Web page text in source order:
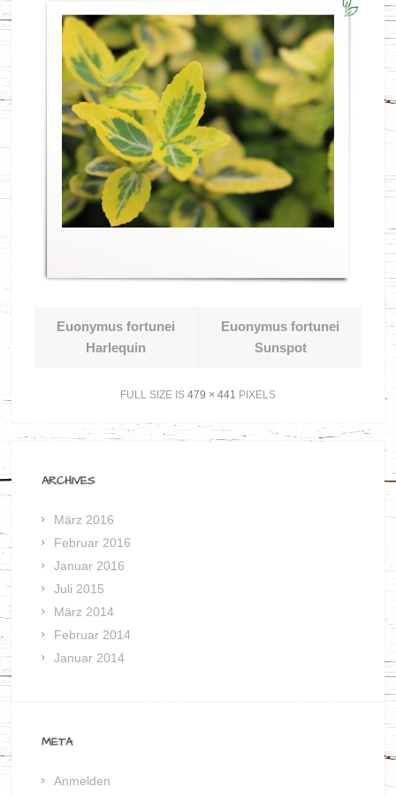
Euonymus fortunei
Harlequin
Euonymus fortunei
Sunspot
FULL SIZE IS 479 × 441 PIXELS
ARCHIVES
März 2016
Februar 2016
Januar 2016
Juli 2015
März 2014
Februar 2014
Januar 2014
META
Anmelden